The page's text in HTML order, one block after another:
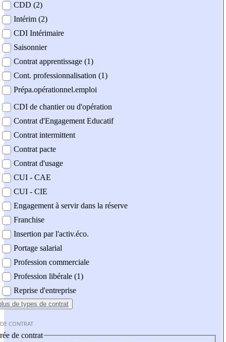
CDD (2)
Intérim (2)
CDI Intérimaire
Saisonnier
Contrat apprentissage (1)
Cont. professionnalisation (1)
Prépa.opérationnel.emploi
CDI de chantier ou d'opération
Contrat d'Engagement Educatif
Contrat intermittent
Contrat pacte
Contrat d'usage
CUI - CAE
CUI - CIE
Engagement à servir dans la réserve
Franchise
Insertion par l'activ.éco.
Portage salarial
Profession commerciale
Profession libérale (1)
Reprise d'entreprise
de types de contrat
CONTRAT
de contrat